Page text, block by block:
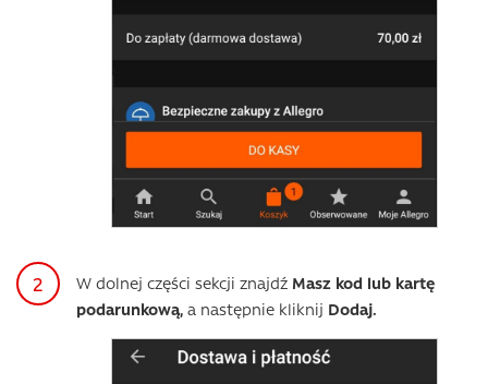
W dolnej części sekcji znajdź Masz kod lub kartę
podarunkową, a następnie kliknij Dodaj.